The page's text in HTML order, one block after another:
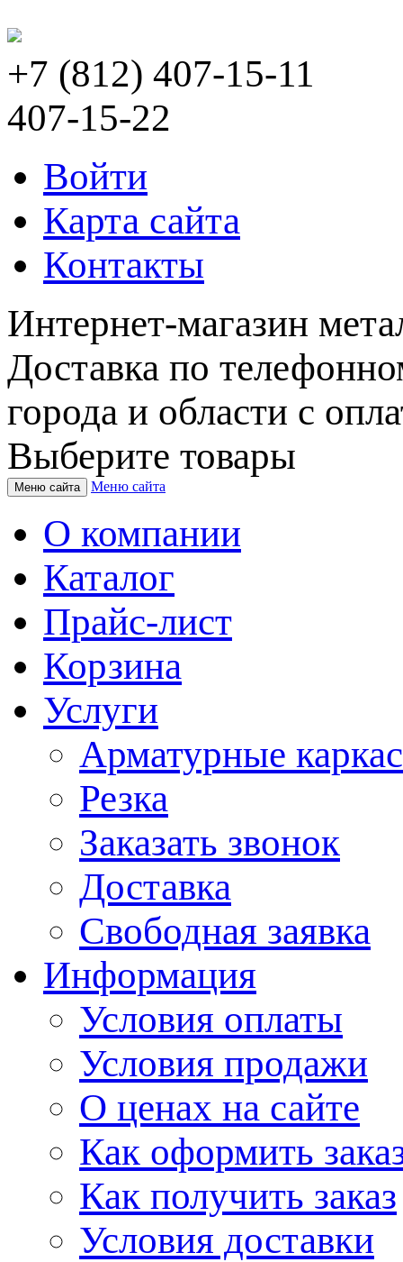
+7 (812) 407-15-11
407-15-22
Войти
Карта сайта
Контакты
Интернет-магазин
Доставка по
города и области с
Выберите товары
Меню сайта Меню сайта
О компании
Каталог
Прайс-лист
Корзина
Услуги
Арматурные
Резка
Заказать звонок
Доставка
Свободная заявка
Информация
Условия оплаты
Условия продажи
О ценах на сайте
Как оформить
Как получить заказ
Условия доставки